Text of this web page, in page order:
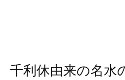
千利休由来の名水